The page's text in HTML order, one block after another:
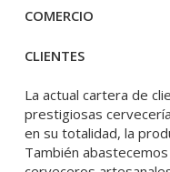
COMERCIO
CLIENTES
La actual cartera de
prestigiosas
en su totalidad, la
También